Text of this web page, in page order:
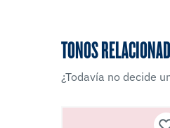
TONOS
¿Todavía no decide